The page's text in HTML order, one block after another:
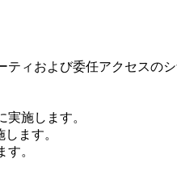
ティおよび委任アクセスの
施します。
ます。
。